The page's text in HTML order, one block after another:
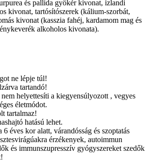
és pallida gyökér kivonat, izlandi
kivonat, tartósítószerek (kálium-szorbát,
kivonat (kasszia fahéj, kardamom mag és
alkoholos kivonata).
ne lépje túl!
tartandó!
helyettesíti a kiegyensúlyozott , vegyes
életmódot.
tartalmaz!
hatású lehet.
6 éves kor alatt, várandósság és szoptatás
érzékenyek, autoimmun
és immunszupresszív gyógyszereket szedők